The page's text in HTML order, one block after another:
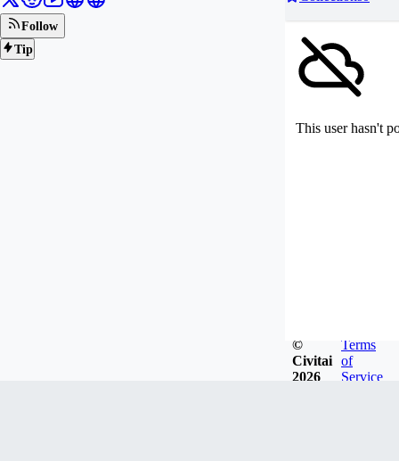
Follow
Tip
This user hasn't
©
Civitai
2026
Terms
of
Service